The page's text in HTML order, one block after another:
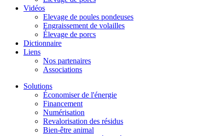
Vidéos
Elevage de poules pondeuses
Engraissement de volailles
Élevage de porcs
Dictionnaire
Liens
Nos partenaires
Associations
Solutions
Économiser de l'énergie
Financement
Numérisation
Revalorisation des résidus
Bien-être animal